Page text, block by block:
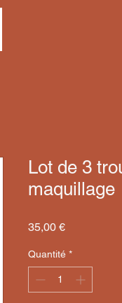
Lot de 3
maquillage
35,00 €Prix
Quantité *